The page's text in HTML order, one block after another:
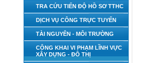
TRA CỨU TIẾN ĐỘ HỒ SƠ TTHC
DỊCH VỤ CÔNG TRỰC TUYẾN
TÀI NGUYÊN - MÔI TRƯỜNG
CÔNG KHAI VI PHẠM LĨNH VỰC
XÂY DỰNG - ĐÔ THỊ